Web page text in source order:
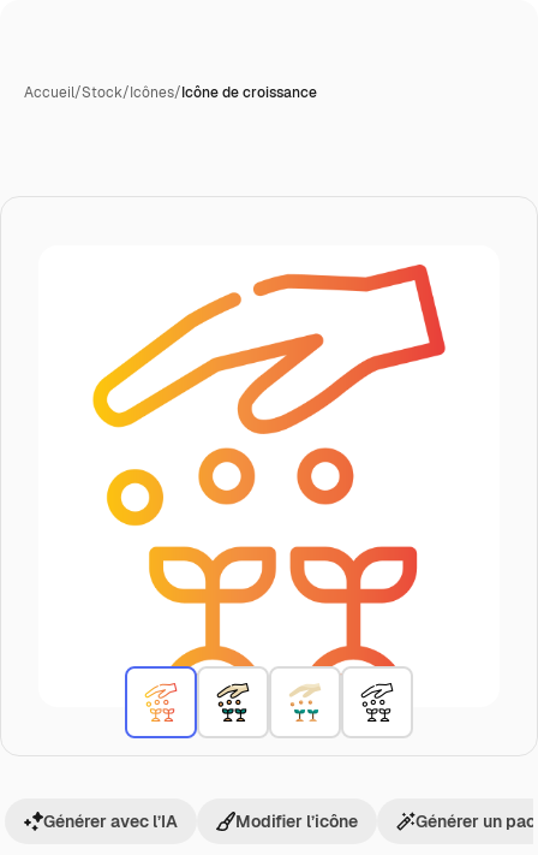
Accueil/Stock/Icônes/Icône de croissance
Générer avec l’IA Modifier l’icône Générer un